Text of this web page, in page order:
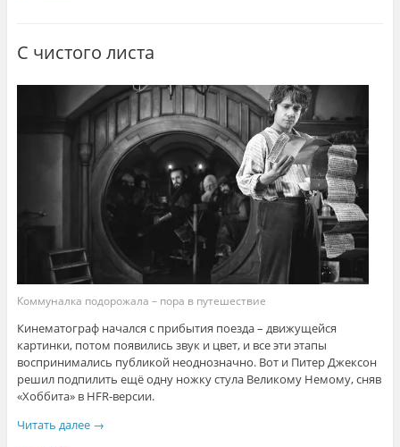
С чистого листа
Коммуналка подорожала – пора в путешествие
Кинематограф начался с прибытия поезда – движущейся
картинки, потом появились звук и цвет, и все эти этапы
воспринимались публикой неоднозначно. Вот и Питер Джексон
решил подпилить ещё одну ножку стула Великому Немому, сняв
«Хоббита» в HFR-версии.
Читать далее →